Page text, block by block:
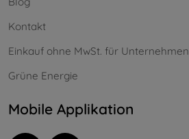
Kontakt
Einkauf ohne MwSt. für Unternehmen
Grüne Energie
Mobile Applikation